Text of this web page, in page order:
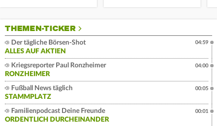
THEMEN-TICKER
Der tägliche Börsen-Shot
ALLES AUF AKTIEN
04:59
Kriegsreporter Paul Ronzheimer
RONZHEIMER
04:00
Fußball News täglich
STAMMPLATZ
00:05
Familienpodcast Deine Freunde
ORDENTLICH DURCHEINANDER
00:01